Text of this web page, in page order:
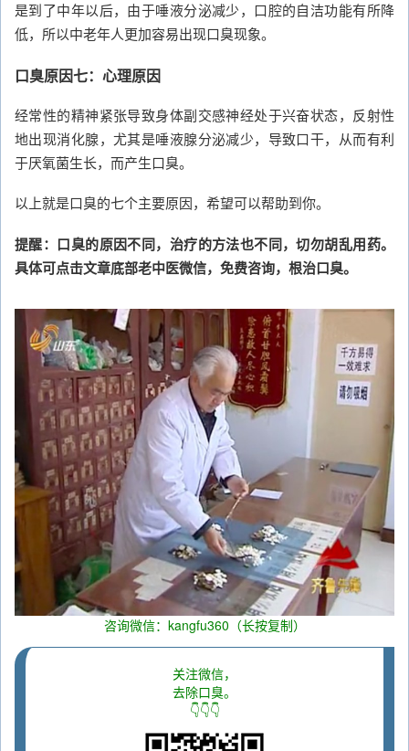
是到了中年以后，由于唾液分泌减少，口腔的自洁功能有所降
低，所以中老年人更加容易出现口臭现象。
口臭原因七：心理原因
经常性的精神紧张导致身体副交感神经处于兴奋状态，反射性
地出现消化腺，尤其是唾液腺分泌减少，导致口干，从而有利
于厌氧菌生长，而产生口臭。
以上就是口臭的七个主要原因，希望可以帮助到你。
提醒：口臭的原因不同，治疗的方法也不同，切勿胡乱用药。
具体可点击文章底部老中医微信，免费咨询，根治口臭。
咨询微信：kangfu360（长按复制）
关注微信，
去除口臭。
👇👇👇